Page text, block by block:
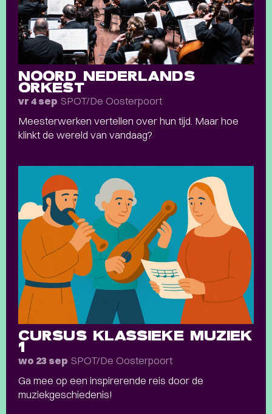
NOORD NEDERLANDS
ORKEST
vr 4 sep SPOT/De Oosterpoort
Meesterwerken vertellen over hun tijd. Maar hoe
klinkt de wereld van vandaag?
CURSUS KLASSIEKE MUZIEK
1
wo 23 sep SPOT/De Oosterpoort
Ga mee op een inspirerende reis door de
muziekgeschiedenis!